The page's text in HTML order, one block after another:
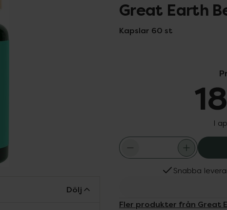
Great Earth
Kapslar 60 st
I
Snabba
Fler produkter från Great
Dölj